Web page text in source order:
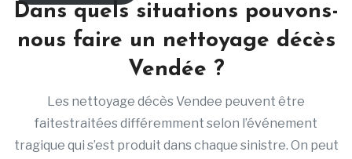
Dans quels situations pouvons-
nous faire un nettoyage décès
Vendée ?
Les nettoyage décès Vendee peuvent être
faitestraitées différemment selon l’événement
tragique qui s’est produit dans chaque sinistre. On peut